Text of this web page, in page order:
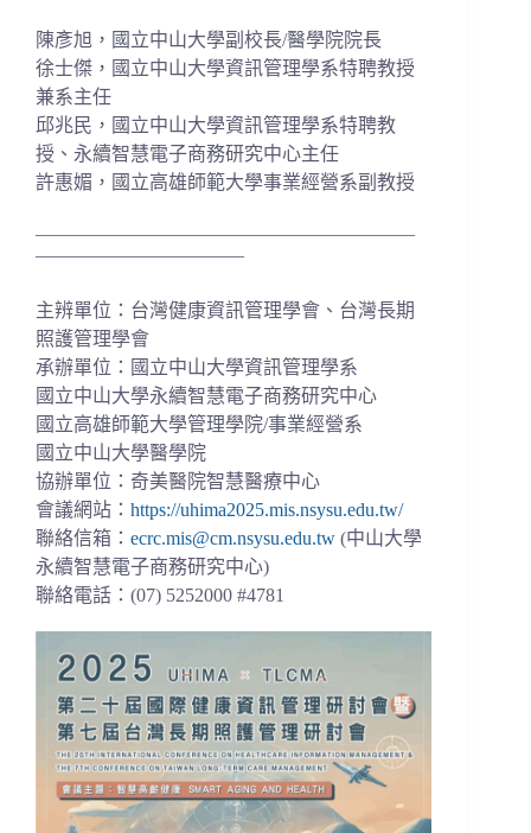
陳彥旭，國立中山大學副校長/醫學院院長
徐士傑，國立中山大學資訊管理學系特聘教授
兼系主任
邱兆民，國立中山大學資訊管理學系特聘教
授、永續智慧電子商務研究中心主任
許惠媚，國立高雄師範大學事業經營系副教授
————————————————————
———————————
主辨單位：台灣健康資訊管理學會、台灣長期
照護管理學會
承辦單位：國立中山大學資訊管理學系
國立中山大學永續智慧電子商務研究中心
國立高雄師範大學管理學院/事業經營系
國立中山大學醫學院
協辦單位：奇美醫院智慧醫療中心
會議網站： https://uhima2025.mis.nsysu.edu.tw/
聯絡信箱： ecrc.mis@cm.nsysu.edu.tw (中山大學
永續智慧電子商務研究中心)
聯絡電話：(07) 5252000 #4781